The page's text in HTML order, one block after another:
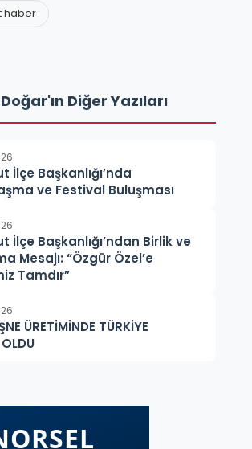
haber
Diğer Yazıları
İlçe Başkanlığı’nda
ve Festival Buluşması
İlçe Başkanlığı’ndan Birlik ve
Mesajı: “Özgür Özel’e
Tamdır”
ÜRETİMİNDE TÜRKİYE